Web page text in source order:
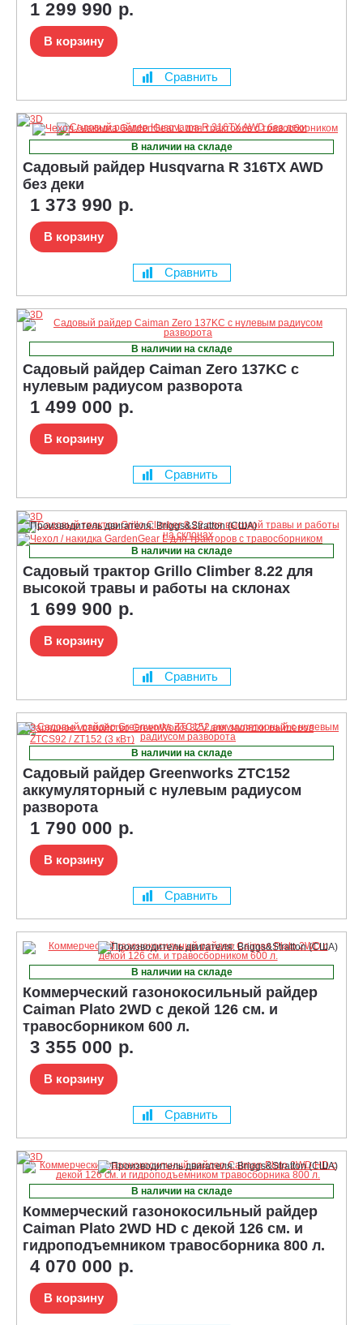
1 299 990 р.
В корзину
Сравнить
В наличии на складе
Садовый райдер Husqvarna R 316TX AWD
без деки
1 373 990 р.
В корзину
Сравнить
В наличии на складе
Садовый райдер Caiman Zero 137KC с
нулевым радиусом разворота
1 499 000 р.
В корзину
Сравнить
В наличии на складе
Садовый трактор Grillo Climber 8.22 для
высокой травы и работы на склонах
1 699 900 р.
В корзину
Сравнить
В наличии на складе
Садовый райдер Greenworks ZTC152
аккумуляторный с нулевым радиусом
разворота
1 790 000 р.
В корзину
Сравнить
В наличии на складе
Коммерческий газонокосильный райдер
Caiman Plato 2WD с декой 126 см. и
травосборником 600 л.
3 355 000 р.
В корзину
Сравнить
В наличии на складе
Коммерческий газонокосильный райдер
Caiman Plato 2WD HD с декой 126 см. и
гидроподъемником травосборника 800 л.
4 070 000 р.
В корзину